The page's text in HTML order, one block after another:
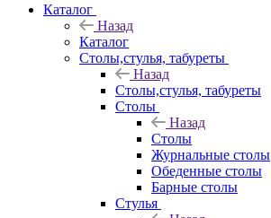
Каталог
Назад
Каталог
Столы,стулья, табуреты
Назад
Столы,стулья, табуреты
Столы
Назад
Столы
Журнальные столы
Обеденные столы
Барные столы
Стулья